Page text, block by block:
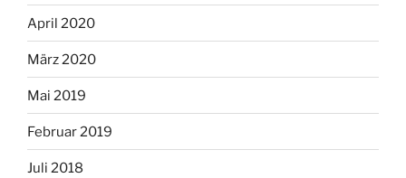
April 2020
März 2020
Mai 2019
Februar 2019
Juli 2018